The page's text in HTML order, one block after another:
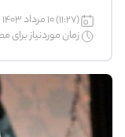
(11:27) 10 مرداد 1403
زمان موردنیاز برای مطالعه